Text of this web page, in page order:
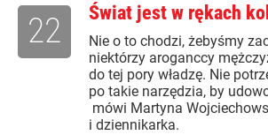
Świat jest w rękach
Nie o to chodzi, żebyśmy
niektórzy aroganccy
do tej pory władzę. Nie
po takie narzędzia, by
mówi Martyna
i dziennikarka.
22